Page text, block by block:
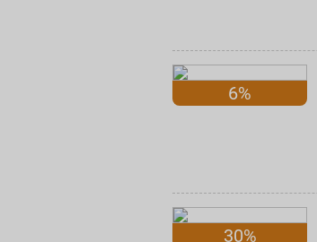
6%
30%